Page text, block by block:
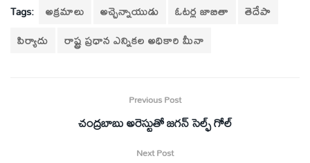
Tags: అక్రమాలు అచ్చెన్నాయుడు ఓటర్ల జాబితా
తెదేపా
పిర్యాదు
రాష్ట్ర ప్రధాన ఎన్నికల అధికారి మీనా
Previous Post
చంద్రబాబు అరెస్టుతో జగన్‌ సెల్ఫ్‌ గోల్‌
Next Post